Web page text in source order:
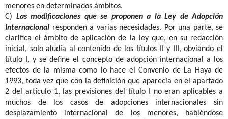
menores en determinados ámbitos.
C) Las modificaciones que se proponen a la Ley de Adopción
Internacional responden a varias necesidades. Por una parte, se
clarifica el ámbito de aplicación de la ley que, en su redacción
inicial, solo aludía al contenido de los títulos II y III, obviando el
título I, y se define el concepto de adopción internacional a los
efectos de la misma como lo hace el Convenio de La Haya de
1993, toda vez que con la definición que aparecía en el apartado
2 del artículo 1, las previsiones del título I no eran aplicables a
muchos de los casos de adopciones internacionales sin
desplazamiento internacional de los menores, habiéndose